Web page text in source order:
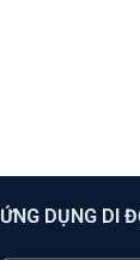
ỨNG DỤNG DI